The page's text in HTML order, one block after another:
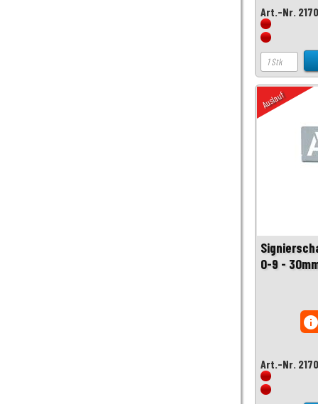
Art.-Nr.
Auslauf
0-9 -
Art.-Nr.